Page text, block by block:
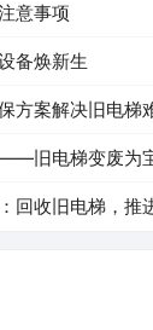
意事项
备焕新生
方案解决旧电梯
旧电梯变废为
回收旧电梯，推